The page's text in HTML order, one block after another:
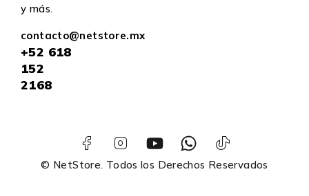
y más.
contacto@netstore.mx
+52 618
152
2168
© NetStore. Todos los Derechos Reservados